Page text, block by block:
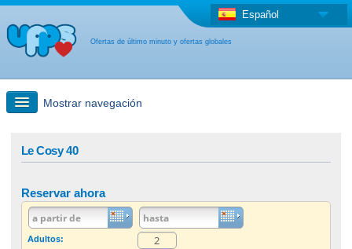
Ofertas de último minuto y ofertas globales
Español
Mostrar navegación
Oferta de última hora + Oferta global
Le Cosy 40
Reservar ahora
Adultos: